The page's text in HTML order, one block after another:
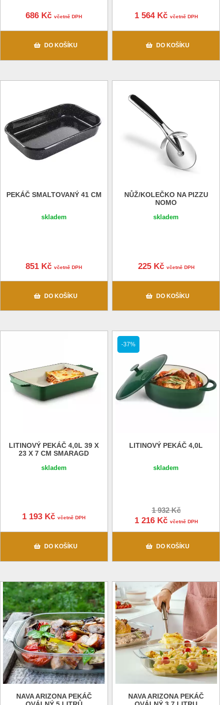
686 Kčvčetně DPH
DO KOŠÍKU
1 564 Kč včetně DPH
DO KOŠÍKU
PEKÁČ SMALTOVANÝ 41 CM
skladem
851 Kčvčetně DPH
DO KOŠÍKU
NŮŽ/KOLEČKO NA PIZZU
NOMO
skladem
225 Kč včetně DPH
DO KOŠÍKU
LITINOVÝ PEKÁČ 4,0L 39 X
23 X 7 CM SMARAGD
skladem
1 193 Kčvčetně DPH
DO KOŠÍKU
-37%
LITINOVÝ PEKÁČ 4,0L
skladem
1 932 Kč
1 216 Kč včetně DPH
DO KOŠÍKU
NAVA ARIZONA PEKÁČ
NAVA ARIZONA PEKÁČ